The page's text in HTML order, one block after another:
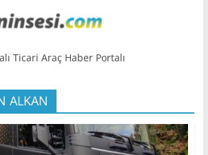
Ticari Araç Haber Portalı
ALKAN